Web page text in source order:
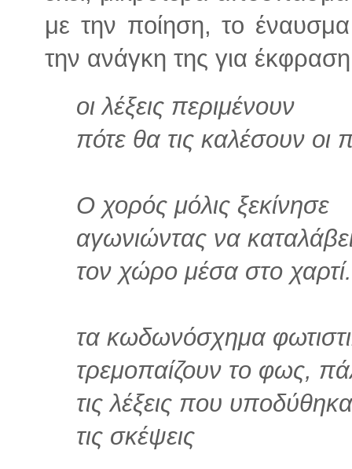
με την ποίηση, το
την ανάγκη της για
οι λέξεις περιμένουν
πότε θα τις καλέσουν οι
Ο χορός μόλις ξεκίνησε
αγωνιώντας να
τον χώρο μέσα στο χαρτί.
τα κωδωνόσχημα
τρεμοπαίζουν το φως,
τις λέξεις που
τις σκέψεις